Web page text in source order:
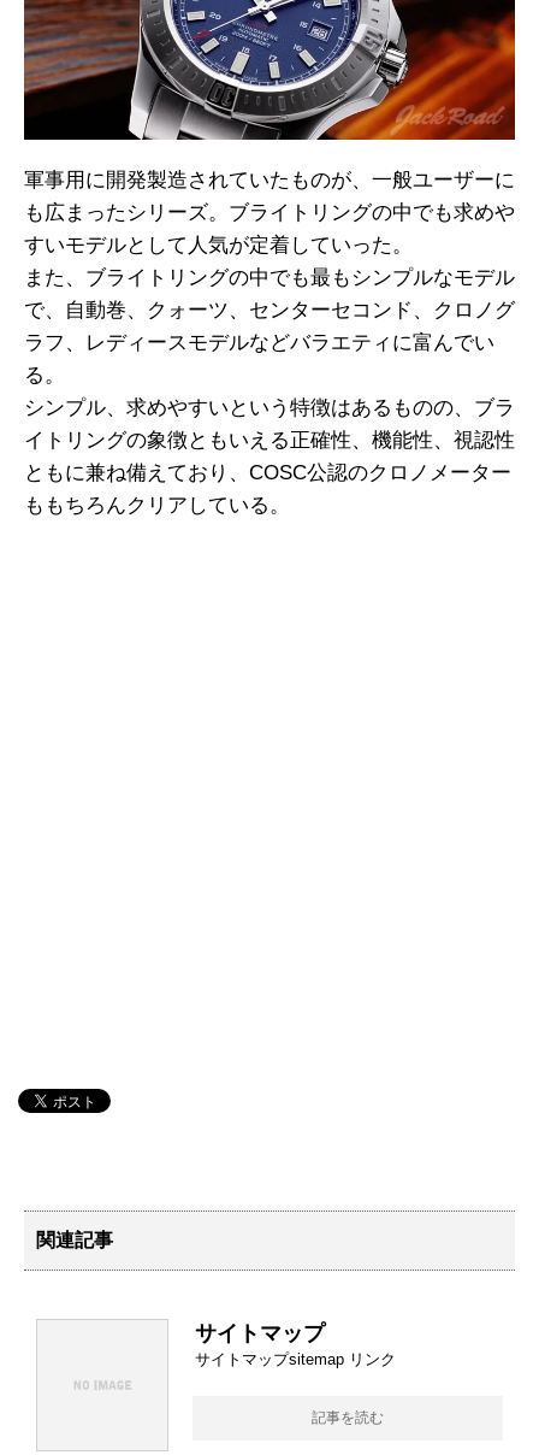
軍事用に開発製造されていたものが、一般ユーザーに
も広まったシリーズ。ブライトリングの中でも求めや
すいモデルとして人気が定着していった。
また、ブライトリングの中でも最もシンプルなモデル
で、自動巻、クォーツ、センターセコンド、クロノグ
ラフ、レディースモデルなどバラエティに富んでい
る。
シンプル、求めやすいという特徴はあるものの、ブラ
イトリングの象徴ともいえる正確性、機能性、視認性
ともに兼ね備えており、COSC公認のクロノメーター
ももちろんクリアしている。
関連記事
サイトマップ
サイトマップsitemap リンク
記事を読む